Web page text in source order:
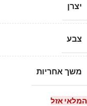
יצרן
צבע
משך אחריות
המלאי אזל